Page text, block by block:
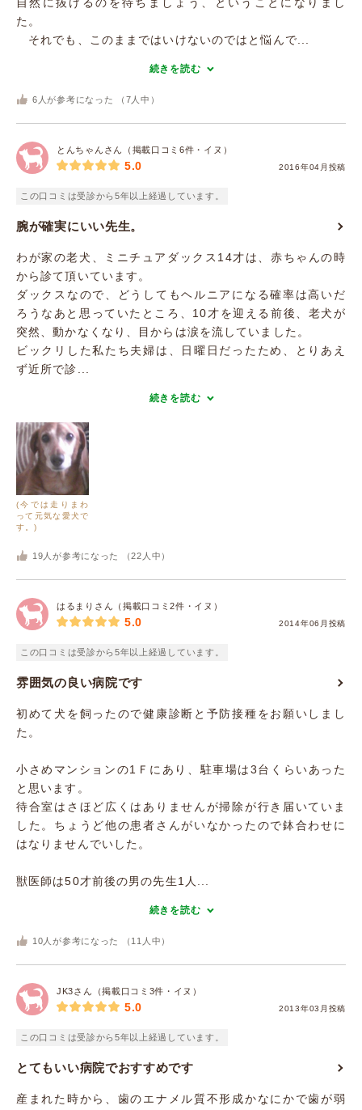
た。
それでも、このままではいけないのではと悩んで...
続きを読む
6 人が参考になった （ 7 人中）
とんちゃんさん（掲載口コミ6件・イヌ）
2016年04月投稿
5.0
この口コミは受診から5年以上経過しています。
腕が確実にいい先生。
わが家の老犬、ミニチュアダックス14才は、赤ちゃんの時
から診て頂いています。
ダックスなので、どうしてもヘルニアになる確率は高いだ
ろうなあと思っていたところ、10才を迎える前後、老犬が
突然、動かなくなり、目からは涙を流していました。
ビックリした私たち夫婦は、日曜日だったため、とりあえ
ず近所で診...
続きを読む
(今では走りまわ
って元気な愛犬で
す。)
19 人が参考になった （22 人中）
はるまりさん（掲載口コミ2件・イヌ）
2014年06月投稿
5.0
この口コミは受診から5年以上経過しています。
雰囲気の良い病院です
初めて犬を飼ったので健康診断と予防接種をお願いしまし
た。
小さめマンションの1Ｆにあり、駐車場は3台くらいあった
と思います。
待合室はさほど広くはありませんが掃除が行き届いていま
した。ちょうど他の患者さんがいなかったので鉢合わせに
はなりませんでいした。
獣医師は50才前後の男の先生1人...
続きを読む
10 人が参考になった （ 11 人中）
JK3さん（掲載口コミ3件・イヌ）
2013年03月投稿
5.0
この口コミは受診から5年以上経過しています。
とてもいい病院でおすすめです
産まれた時から、歯のエナメル質不形成かなにかで歯が弱